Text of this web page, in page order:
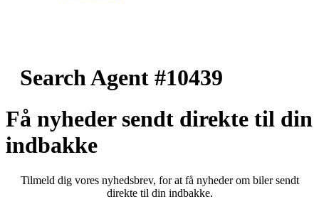
Search Agent #10439
Få nyheder sendt direkte til din
indbakke
Tilmeld dig vores nyhedsbrev, for at få nyheder om biler sendt
direkte til din indbakke.